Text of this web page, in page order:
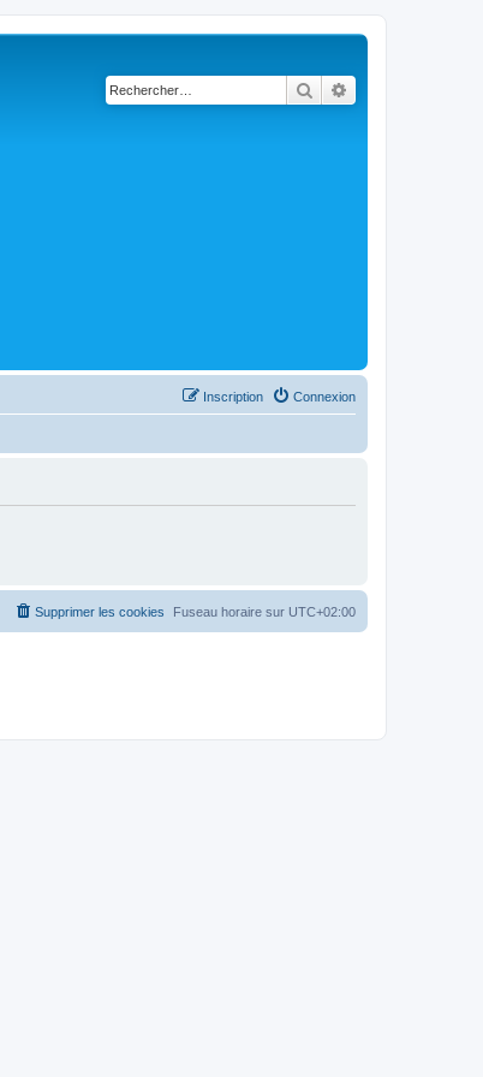
Rechercher
Connexion
Inscription
Fuseau horaire sur UTC+02:00
Supprimer les cookies